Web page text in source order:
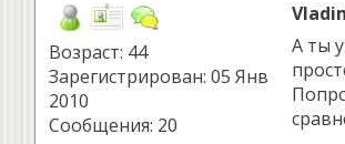
Возраст: 44
Зарегистрирован: 05 Янв
2010
Сообщения: 20
А ты